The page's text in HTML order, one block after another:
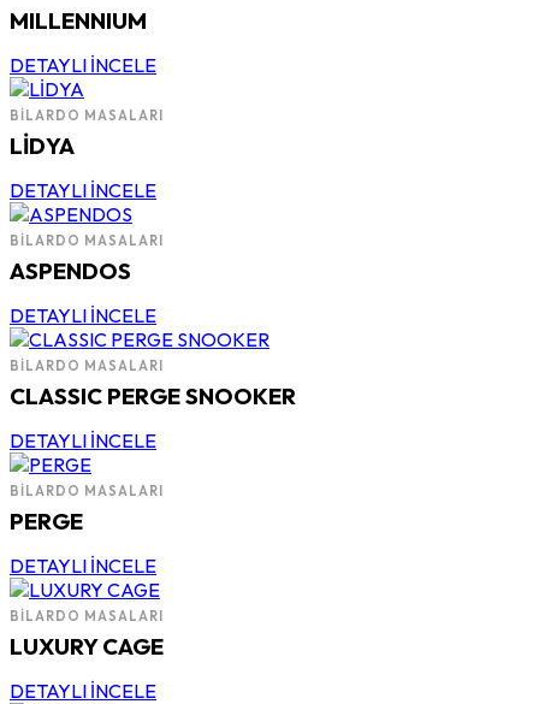
MILLENNIUM
DETAYLI İNCELE
BILARDO MASALARI
LİDYA
DETAYLI İNCELE
BILARDO MASALARI
ASPENDOS
DETAYLI İNCELE
BILARDO MASALARI
CLASSIC PERGE SNOOKER
DETAYLI İNCELE
BILARDO MASALARI
PERGE
DETAYLI İNCELE
BILARDO MASALARI
LUXURY CAGE
DETAYLI İNCELE